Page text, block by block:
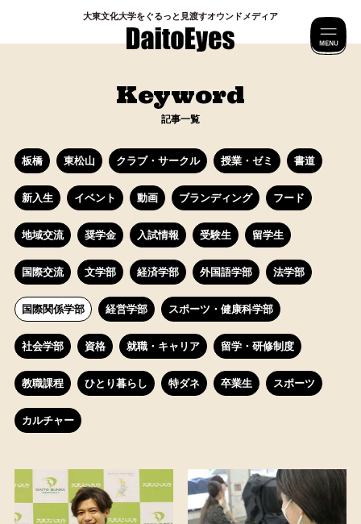
⼤東⽂化⼤学をぐるっと⾒渡すオウンドメディア
Keyword
記事一覧
板橋 東松山 クラブ・サークル 授業・ゼミ 書道
新入生 イベント 動画 ブランディング フード
地域交流 奨学金 入試情報 受験生 留学生
国際交流 文学部 経済学部 外国語学部 法学部
国際関係学部 経営学部 スポーツ・健康科学部
社会学部 資格 就職・キャリア 留学・研修制度
教職課程 ひとり暮らし 特ダネ 卒業生 スポーツ
カルチャー
詳細